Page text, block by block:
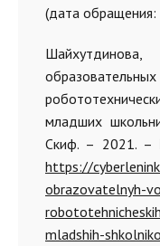
(дата
младших
Скиф. – 2021.
https://
obrazovatelnyh-
mladshih-